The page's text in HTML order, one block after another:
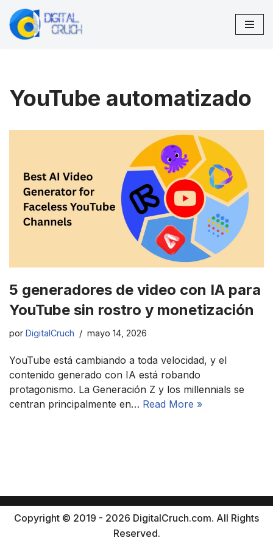
Saltar
YouTube automatizado
5 generadores de video con IA para
YouTube sin rostro y monetización
por DigitalCruch mayo 14, 2026
YouTube está cambiando a toda velocidad, y el
contenido generado con IA está robando
protagonismo. La Generación Z y los millennials se
centran principalmente en… Read More »
Copyright © 2019 - 2026 DigitalCruch.com. All Rights
Reserved.